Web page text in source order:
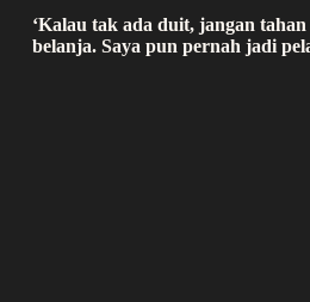
‘Kalau tak ada duit, jangan
belanja. Saya pun pernah jadi